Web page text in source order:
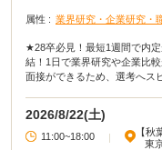
属性 : 業界研究・企業研究・
★28卒必見！最短1週間で内
結！1日で業界研究や企業比
面接ができるため、選考へス
2026/8/22(土)
11:00~18:00
【秋
区東
東